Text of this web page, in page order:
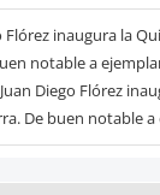
Flórez inaugura la
notable a
Diego Flórez
De buen notable